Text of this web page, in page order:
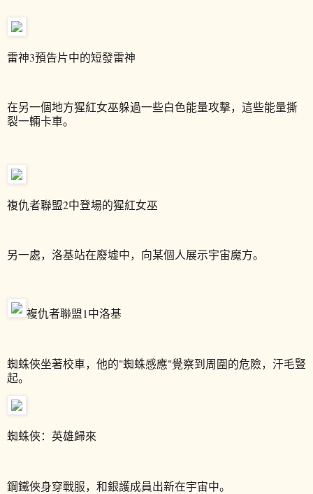
雷神3預告片中的短發雷神
在另一個地方猩紅女巫躲過一些白色能量攻擊，這些能量撕
裂一輛卡車。
複仇者聯盟2中登場的猩紅女巫
另一處，洛基站在廢墟中，向某個人展示宇宙魔方。
複仇者聯盟1中洛基
蜘蛛俠坐著校車，他的"蜘蛛感應"覺察到周圍的危險，汗毛豎
起。
蜘蛛俠：英雄歸來
鋼鐵俠身穿戰服，和銀護成員出新在宇宙中。